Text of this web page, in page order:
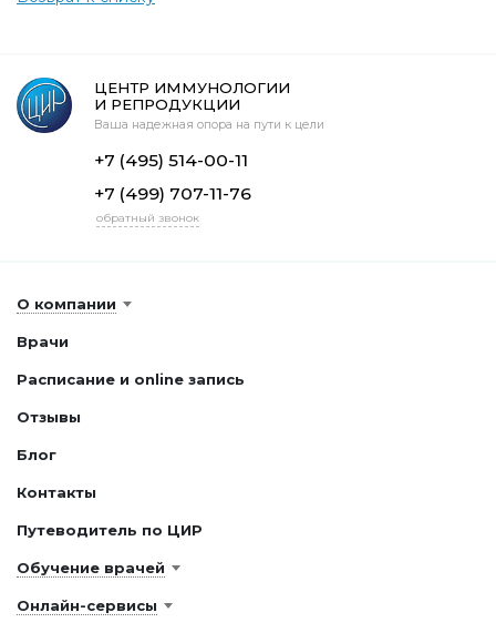
ЦЕНТР ИММУНОЛОГИИ
И РЕПРОДУКЦИИ
Ваша надежная опора на пути к цели
+7 (495) 514-00-11
+7 (499) 707-11-76
обратный звонок
О компании
Врачи
Расписание и online запись
Отзывы
Блог
Контакты
Путеводитель по ЦИР
Обучение врачей
Онлайн-сервисы